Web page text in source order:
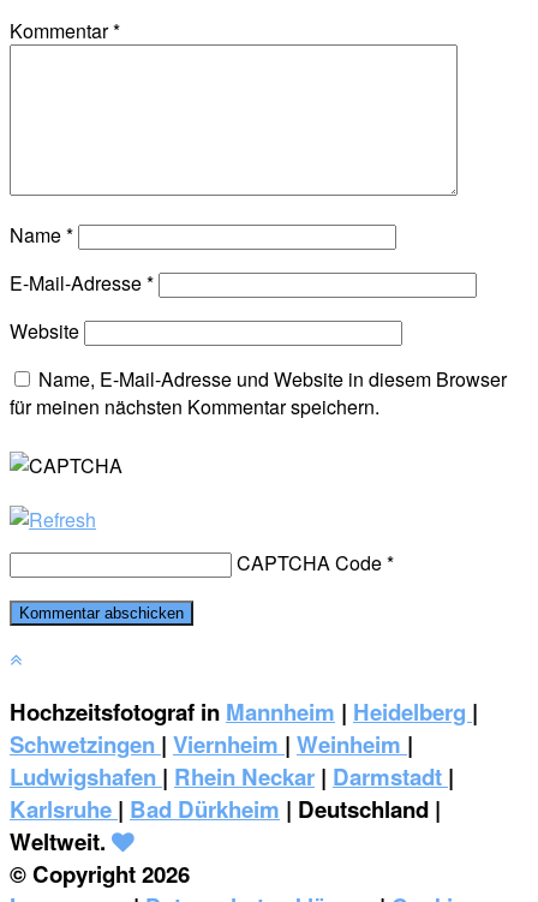
Kommentar*
Name*
E-Mail-Adresse*
Website
Name, E-Mail-Adresse und Website in diesem Browser
für meinen nächsten Kommentar speichern.
CAPTCHA Code*
Hochzeitsfotograf in Mannheim | Heidelberg |
Schwetzingen | Viernheim | Weinheim |
‎Ludwigshafen | Rhein Neckar | Darmstadt |
Karlsruhe | Bad Dürkheim | Deutschland |
Weltweit.
© Copyright 2026